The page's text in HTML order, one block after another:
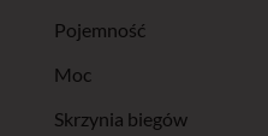
Pojemność
Moc
Skrzynia biegów